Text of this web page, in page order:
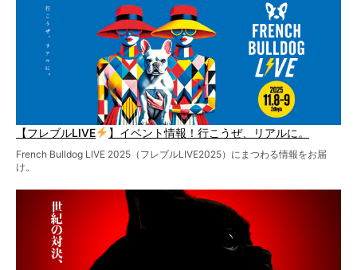
【フレブルLIVE 】イベント情報！行こうぜ、リアルに。
French Bulldog LIVE 2025（フレブルLIVE2025）にまつわる情報をお届
け。